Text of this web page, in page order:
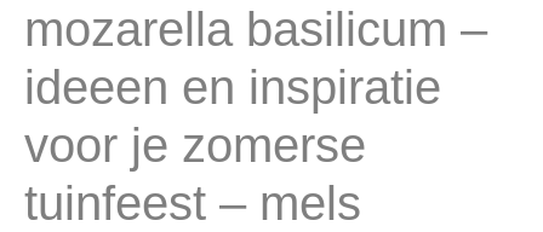
mozarella basilicum –
ideeen en inspiratie
voor je zomerse
tuinfeest – mels